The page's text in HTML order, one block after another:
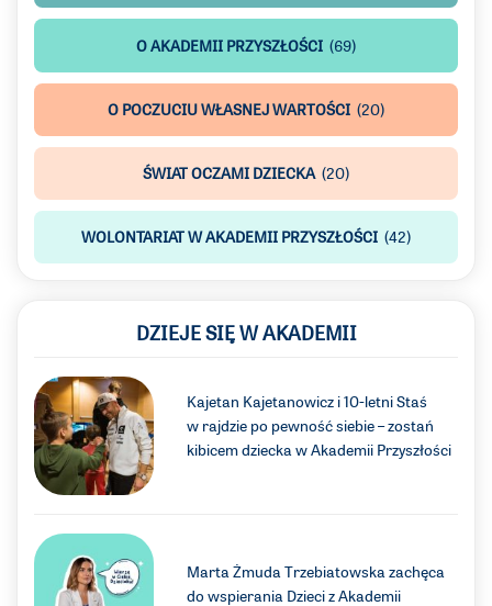
O AKADEMII PRZYSZŁOŚCI (69)
O POCZUCIU WŁASNEJ WARTOŚCI (20)
ŚWIAT OCZAMI DZIECKA (20)
WOLONTARIAT W AKADEMII PRZYSZŁOŚCI (42)
DZIEJE SIĘ W AKADEMII
Kajetan Kajetanowicz i 10-letni Staś
w rajdzie po pewność siebie – zostań
kibicem dziecka w Akademii Przyszłości
Marta Żmuda Trzebiatowska zachęca
do wspierania Dzieci z Akademii